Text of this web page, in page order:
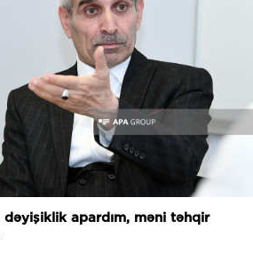
dəyişiklik apardım, məni təhqir